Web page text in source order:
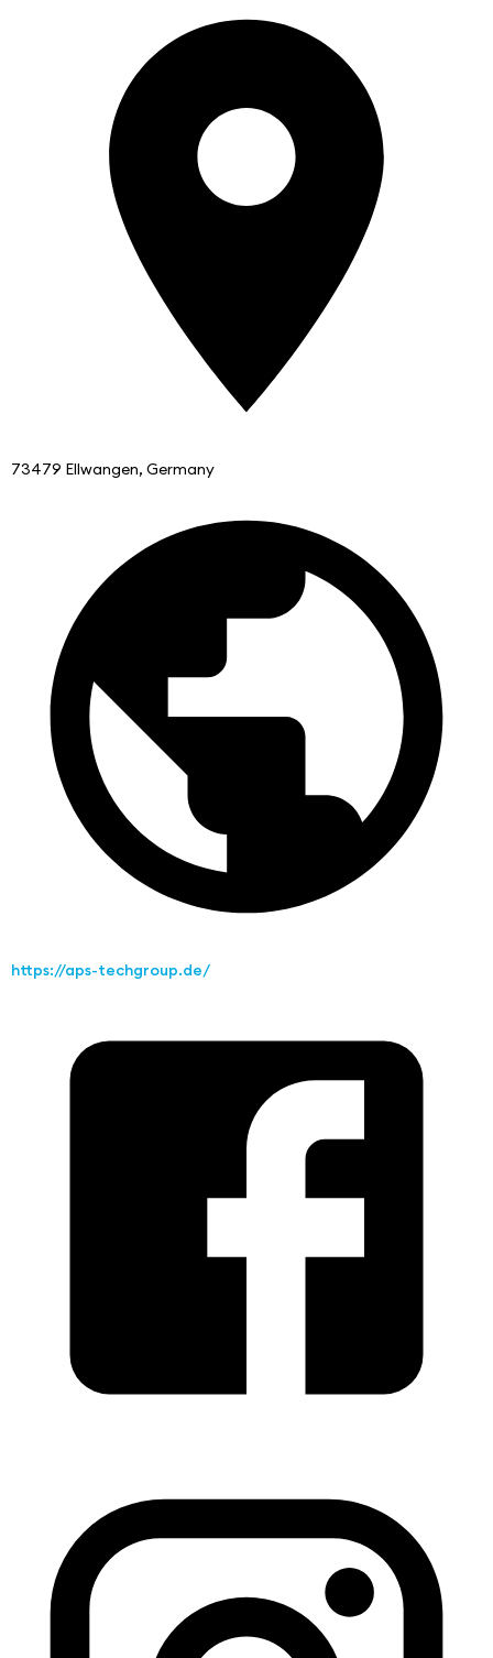
73479 Ellwangen, Germany
https://aps-techgroup.de/